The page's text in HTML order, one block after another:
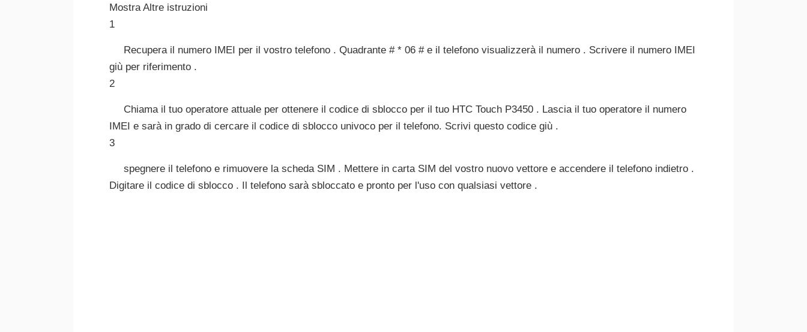
Mostra Altre istruzioni
1
Recupera il numero IMEI per il vostro telefono . Quadrante # * 06 # e il telefono visualizzerà il numero . Scrivere il numero IMEI
giù per riferimento .
2
Chiama il tuo operatore attuale per ottenere il codice di sblocco per il tuo HTC Touch P3450 . Lascia il tuo operatore il numero
IMEI e sarà in grado di cercare il codice di sblocco univoco per il telefono. Scrivi questo codice giù .
3
spegnere il telefono e rimuovere la scheda SIM . Mettere in carta SIM del vostro nuovo vettore e accendere il telefono indietro .
Digitare il codice di sblocco . Il telefono sarà sbloccato e pronto per l'uso con qualsiasi vettore .